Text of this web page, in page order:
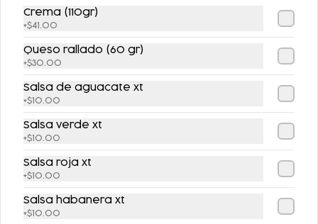
AGUA DE
HORCHATA 500ML
$52.00
AGUA DE
TAMARINDO 500ML
Crema (110gr)
+$41.00
Queso rallado (60 gr)
+$30.00
Salsa de aguacate xt
+$10.00
Salsa verde xt
+$10.00
Salsa roja xt
+$10.00
Salsa habanera xt
+$10.00